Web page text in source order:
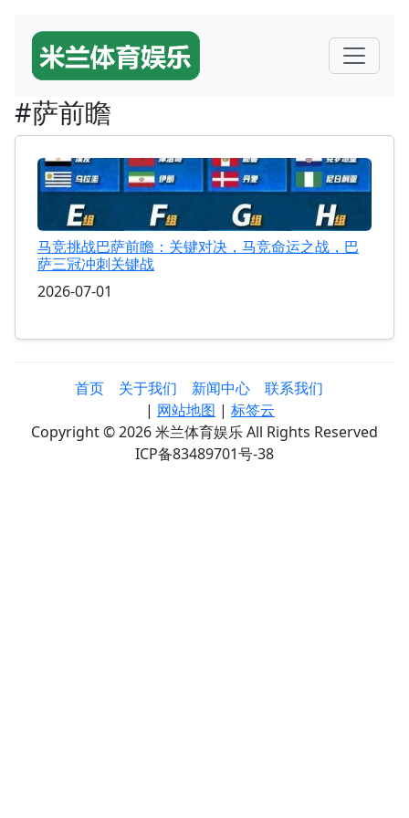
#萨前瞻
马竞挑战巴萨前瞻：关键对决，马竞命运之战，巴
萨三冠冲刺关键战
2026-07-01
首页 关于我们 新闻中心
联系我们
| 网站地图 | 标签云
Copyright © 2026 米兰体育娱乐 All Rights Reserved
ICP备83489701号-38